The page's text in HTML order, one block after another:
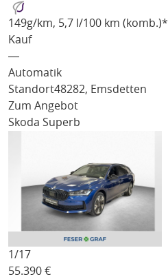
149g/km, 5,7 l/100 km (komb.)*
Kauf
―
Automatik
Standort48282, Emsdetten
Zum Angebot
Skoda Superb
1/17
55.390 €